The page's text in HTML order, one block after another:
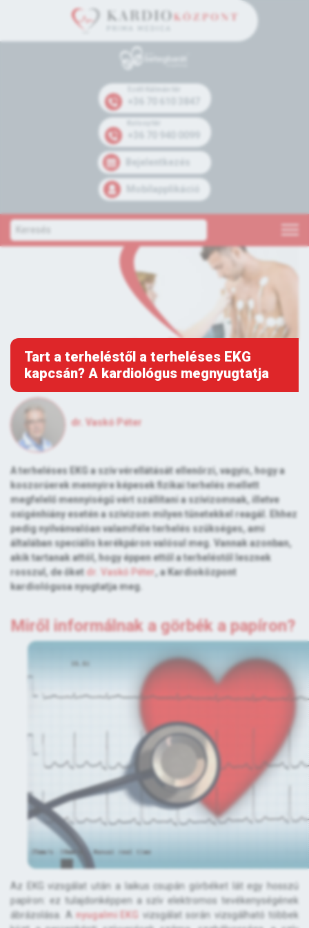
Bejelentkezés
Mobilapplikáció
Tart a terheléstől a terheléses EKG
kapcsán? A kardiológus megnyugtatja
dr. Vaskó Péter
A terheléses EKG a szív vérellátását ellenőrzi, vagyis, hogy a
koszorúerek mennyire képesek fizikai terhelés mellett
megfelelő mennyiségű vért szállítani a szívizomnak, illetve
oxigénhiány esetén a szívizom milyen tünetekkel reagál. Ehhez
pedig nyilvánvalóan valamiféle terhelés szükséges, ami
általában speciális kerékpáron valósul meg. Vannak azonban,
akik tartanak attól, hogy éppen ettől a terheléstől lesznek
rosszul, de őket dr. Vaskó Péter , a Kardioközpont
kardiológusa nyugtatja meg.
Miről informálnak a görbék a papíron?
Az EKG vizsgálat után a laikus csupán görbéket lát egy hosszú
papíron: ez tulajdonképpen a szív elektromos tevékenységének
ábrázolása. A nyugalmi EKG
vizsgálat során vizsgálható többek